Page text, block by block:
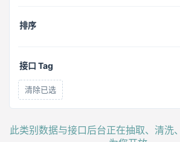
排序
接口 Tag
清除已选
此类别数据与接口后台正在抽取、清洗